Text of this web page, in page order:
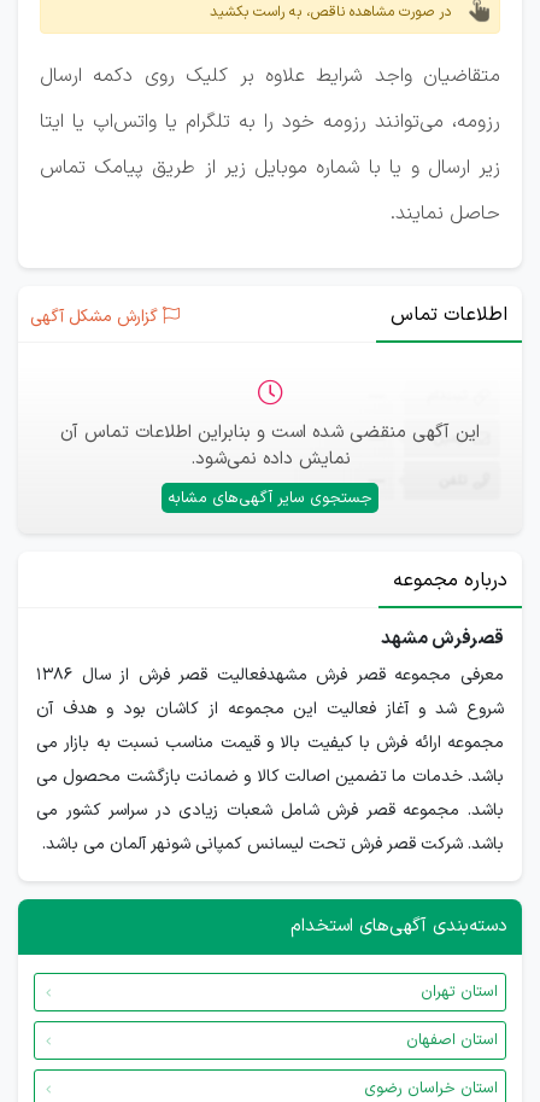
در صورت مشاهده ناقص، به راست بکشید
متقاضیان واجد شرایط علاوه بر کلیک روی دکمه ارسال
رزومه، می‌توانند رزومه خود را به تلگرام یا واتس‌اپ یا ایتا
زیر ارسال و یا با شماره موبایل زیر از طریق پیامک تماس
حاصل نمایند.
اطلاعات تماس گزارش مشکل آگهی
این آگهی منقضی شده است و بنابراین اطلاعات تماس آن
نمایش داده نمی‌شود.
جستجوی سایر آگهی‌های مشابه
ایمیل —
—
درباره مجموعه
قصرفرش مشهد
معرفی مجموعه قصر فرش مشهدفعالیت قصر فرش از سال 1386
شروع شد و آغاز فعالیت این مجموعه از کاشان بود و هدف آن
مجموعه ارائه فرش با کیفیت بالا و قیمت مناسب نسبت به بازار می
باشد. خدمات ما تضمین اصالت کالا و ضمانت بازگشت محصول می
باشد. مجموعه قصر فرش شامل شعبات زیادی در سراسر کشور می
باشد. شرکت قصر فرش تحت لیسانس کمپانی شونهر آلمان می باشد.
دسته‌بندی آگهی‌های استخدام
استان تهران
استان اصفهان
استان خراسان رضوی